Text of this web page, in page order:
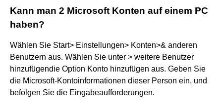
Kann man 2 Microsoft Konten auf einem PC
haben?
Wählen Sie Start> Einstellungen> Konten>& anderen
Benutzern aus. Wählen Sie unter > weitere Benutzer
hinzufügendie Option Konto hinzufügen aus. Geben Sie
die Microsoft-Kontoinformationen dieser Person ein, und
befolgen Sie die Eingabeaufforderungen.